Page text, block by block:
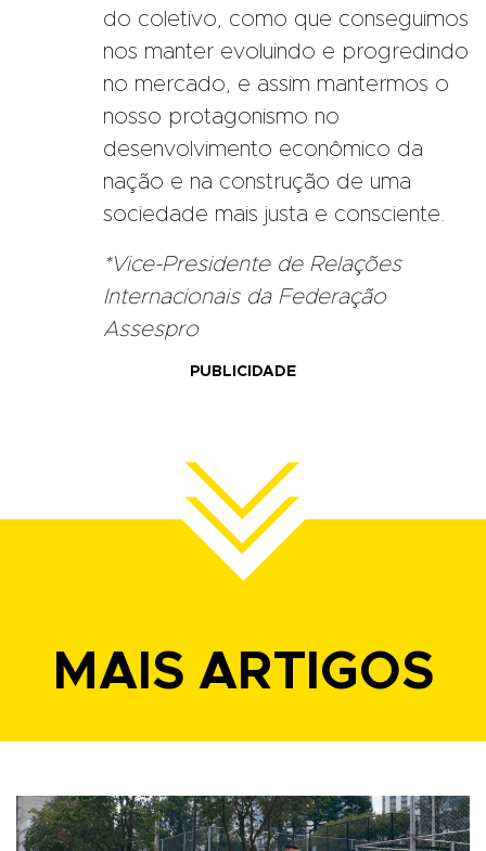
do coletivo, como que conseguimos
nos manter evoluindo e progredindo
no mercado, e assim mantermos o
nosso protagonismo no
desenvolvimento econômico da
nação e na construção de uma
sociedade mais justa e consciente.
*Vice-Presidente de Relações
Internacionais da Federação
Assespro
PUBLICIDADE
MAIS ARTIGOS